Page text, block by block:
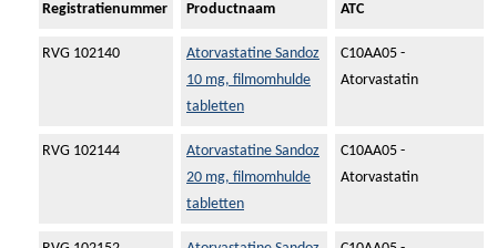
Registratienummer Productnaam ATC
RVG 102140
Atorvastatine Sandoz
10 mg, filmomhulde
tabletten
C10AA05 -
Atorvastatin
RVG 102144
Atorvastatine Sandoz
20 mg, filmomhulde
tabletten
C10AA05 -
Atorvastatin